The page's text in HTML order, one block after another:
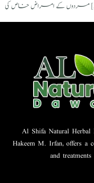
[…]
Al Shifa Natural Herbal
Hakeem M. Irfan, offers a
and